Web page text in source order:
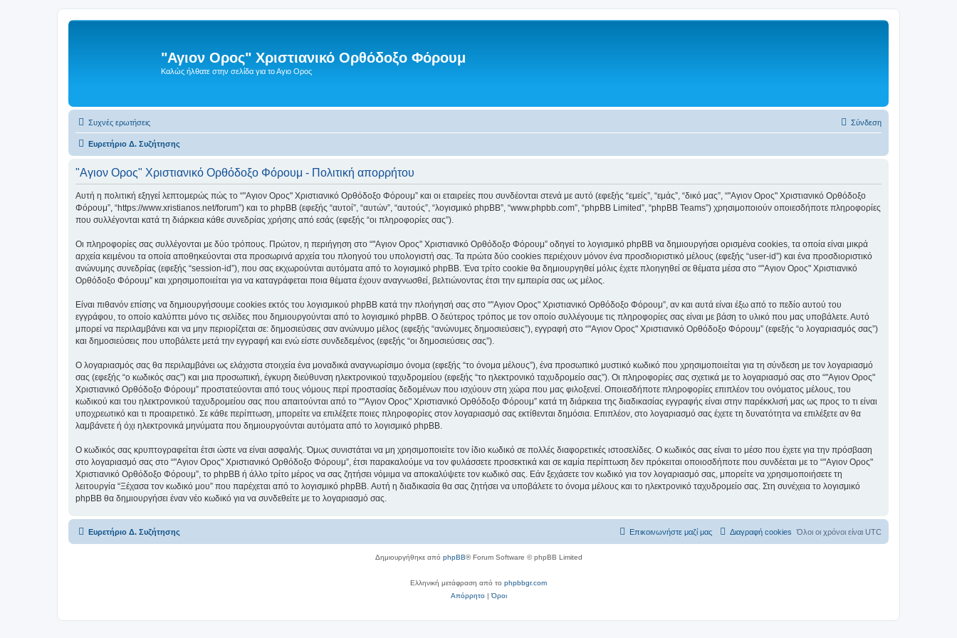
"Αγιον Ορος" Χριστιανικό Ορθόδοξο Φόρουμ
Καλώς ήλθατε στην σελίδα για το Αγιο Ορος
Συχνές ερωτήσεις Σύνδεση
Ευρετήριο Δ. Συζήτησης
"Αγιον Ορος" Χριστιανικό Ορθόδοξο Φόρουμ - Πολιτική απορρήτου
Αυτή η πολιτική εξηγεί λεπτομερώς πώς το “"Αγιον Ορος" Χριστιανικό Ορθόδοξο Φόρουμ” και οι εταιρείες που συνδέονται στενά με αυτό (εφεξής “εμείς”, “εμάς”, “δικό μας”, “"Αγιον Ορος" Χριστιανικό Ορθόδοξο
Φόρουμ”, “https://www.xristianos.net/forum”) και το phpBB (εφεξής “αυτοί”, “αυτών”, “αυτούς”, “λογισμικό phpBB”, “www.phpbb.com”, “phpBB Limited”, “phpBB Teams”) χρησιμοποιούν οποιεσδήποτε πληροφορίες
που συλλέγονται κατά τη διάρκεια κάθε συνεδρίας χρήσης από εσάς (εφεξής “οι πληροφορίες σας”).
Οι πληροφορίες σας συλλέγονται με δύο τρόπους. Πρώτον, η περιήγηση στο “"Αγιον Ορος" Χριστιανικό Ορθόδοξο Φόρουμ” οδηγεί το λογισμικό phpBB να δημιουργήσει ορισμένα cookies, τα οποία είναι μικρά
αρχεία κειμένου τα οποία αποθηκεύονται στα προσωρινά αρχεία του πλοηγού του υπολογιστή σας. Τα πρώτα δύο cookies περιέχουν μόνον ένα προσδιοριστικό μέλους (εφεξής “user-id”) και ένα προσδιοριστικό
ανώνυμης συνεδρίας (εφεξής “session-id”), που σας εκχωρούνται αυτόματα από το λογισμικό phpBB. Ένα τρίτο cookie θα δημιουργηθεί μόλις έχετε πλοηγηθεί σε θέματα μέσα στο “"Αγιον Ορος" Χριστιανικό
Ορθόδοξο Φόρουμ” και χρησιμοποιείται για να καταγράφεται ποια θέματα έχουν αναγνωσθεί, βελτιώνοντας έτσι την εμπειρία σας ως μέλος.
Είναι πιθανόν επίσης να δημιουργήσουμε cookies εκτός του λογισμικού phpBB κατά την πλοήγησή σας στο “"Αγιον Ορος" Χριστιανικό Ορθόδοξο Φόρουμ”, αν και αυτά είναι έξω από το πεδίο αυτού του
εγγράφου, το οποίο καλύπτει μόνο τις σελίδες που δημιουργούνται από το λογισμικό phpBB. Ο δεύτερος τρόπος με τον οποίο συλλέγουμε τις πληροφορίες σας είναι με βάση το υλικό που μας υποβάλετε. Αυτό
μπορεί να περιλαμβάνει και να μην περιορίζεται σε: δημοσιεύσεις σαν ανώνυμο μέλος (εφεξής “ανώνυμες δημοσιεύσεις”), εγγραφή στο “"Αγιον Ορος" Χριστιανικό Ορθόδοξο Φόρουμ” (εφεξής “ο λογαριασμός σας”)
και δημοσιεύσεις που υποβάλετε μετά την εγγραφή και ενώ είστε συνδεδεμένος (εφεξής “οι δημοσιεύσεις σας”).
Ο λογαριασμός σας θα περιλαμβάνει ως ελάχιστα στοιχεία ένα μοναδικά αναγνωρίσιμο όνομα (εφεξής “το όνομα μέλους”), ένα προσωπικό μυστικό κωδικό που χρησιμοποιείται για τη σύνδεση με τον λογαριασμό
σας (εφεξής “ο κωδικός σας”) και μια προσωπική, έγκυρη διεύθυνση ηλεκτρονικού ταχυδρομείου (εφεξής “το ηλεκτρονικό ταχυδρομείο σας”). Οι πληροφορίες σας σχετικά με το λογαριασμό σας στο “"Αγιον Ορος"
Χριστιανικό Ορθόδοξο Φόρουμ” προστατεύονται από τους νόμους περί προστασίας δεδομένων που ισχύουν στη χώρα που μας φιλοξενεί. Οποιεσδήποτε πληροφορίες επιπλέον του ονόματος μέλους, του
κωδικού και του ηλεκτρονικού ταχυδρομείου σας που απαιτούνται από το “"Αγιον Ορος" Χριστιανικό Ορθόδοξο Φόρουμ” κατά τη διάρκεια της διαδικασίας εγγραφής είναι στην παρέκκλισή μας ως προς το τι είναι
υποχρεωτικό και τι προαιρετικό. Σε κάθε περίπτωση, μπορείτε να επιλέξετε ποιες πληροφορίες στον λογαριασμό σας εκτίθενται δημόσια. Επιπλέον, στο λογαριασμό σας έχετε τη δυνατότητα να επιλέξετε αν θα
λαμβάνετε ή όχι ηλεκτρονικά μηνύματα που δημιουργούνται αυτόματα από το λογισμικό phpBB.
Ο κωδικός σας κρυπτογραφείται έτσι ώστε να είναι ασφαλής. Όμως συνιστάται να μη χρησιμοποιείτε τον ίδιο κωδικό σε πολλές διαφορετικές ιστοσελίδες. Ο κωδικός σας είναι το μέσο που έχετε για την πρόσβαση
στο λογαριασμό σας στο “"Αγιον Ορος" Χριστιανικό Ορθόδοξο Φόρουμ”, έτσι παρακαλούμε να τον φυλάσσετε προσεκτικά και σε καμία περίπτωση δεν πρόκειται οποιοσδήποτε που συνδέεται με το “"Αγιον Ορος"
Χριστιανικό Ορθόδοξο Φόρουμ”, το phpBB ή άλλο τρίτο μέρος να σας ζητήσει νόμιμα να αποκαλύψετε τον κωδικό σας. Εάν ξεχάσετε τον κωδικό για τον λογαριασμό σας, μπορείτε να χρησιμοποιήσετε τη
λειτουργία “Ξέχασα τον κωδικό μου” που παρέχεται από το λογισμικό phpBB. Αυτή η διαδικασία θα σας ζητήσει να υποβάλετε το όνομα μέλους και το ηλεκτρονικό ταχυδρομείο σας. Στη συνέχεια το λογισμικό
phpBB θα δημιουργήσει έναν νέο κωδικό για να συνδεθείτε με το λογαριασμό σας.
Ευρετήριο Δ. Συζήτησης Όλοι οι χρόνοι είναι UTC
Διαγραφή cookies
Επικοινωνήστε μαζί μας
Δημιουργήθηκε από phpBB® Forum Software © phpBB Limited
Ελληνική μετάφραση από το phpbbgr.com
Απόρρητο|Όροι